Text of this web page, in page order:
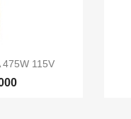
475W 115V